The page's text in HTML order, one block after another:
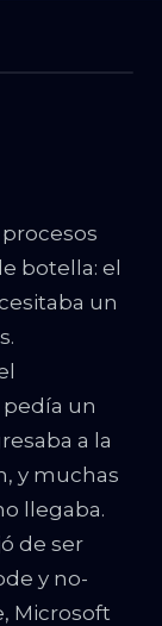
botella: el
un
un
a la
y muchas
llegaba.
de ser
y no-
Microsoft